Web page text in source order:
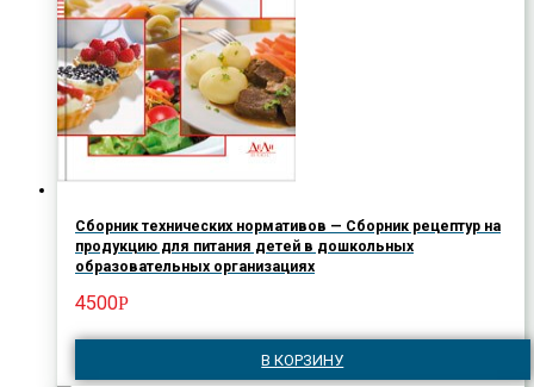
Сборник технических нормативов — Сборник рецептур на
продукцию для питания детей в дошкольных
образовательных организациях
4500Р
В КОРЗИНУ